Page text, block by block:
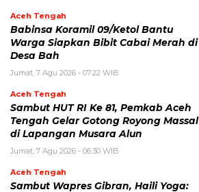
Aceh Tengah
‎Babinsa Koramil 09/Ketol Bantu
Warga Siapkan Bibit Cabai Merah di
Desa Bah
Jumat, 7 Agu 2026 - 07:22 WIB
Aceh Tengah
Sambut HUT RI Ke 81, Pemkab Aceh
Tengah Gelar Gotong Royong Massal
di Lapangan Musara Alun
Jumat, 7 Agu 2026 - 06:30 WIB
Aceh Tengah
‎Sambut Wapres Gibran, Haili Yoga: